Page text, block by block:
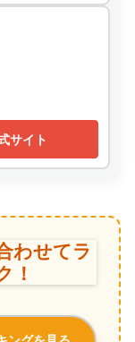
サイト
わせてラ
！